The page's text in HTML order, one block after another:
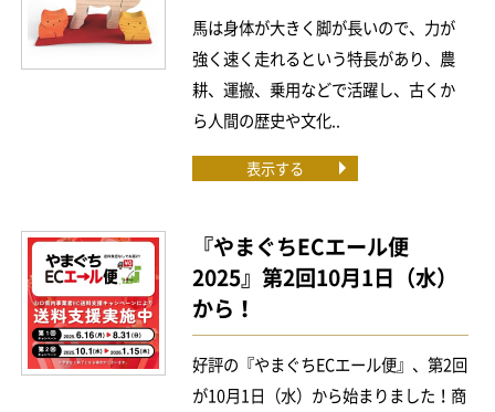
馬は身体が大きく脚が長いので、力が
強く速く走れるという特長があり、農
耕、運搬、乗用などで活躍し、古くか
ら人間の歴史や文化..
表示する
『やまぐちECエール便
2025』第2回10月1日（水）
から！
好評の『やまぐちECエール便』、第2回
が10月1日（水）から始まりました！商